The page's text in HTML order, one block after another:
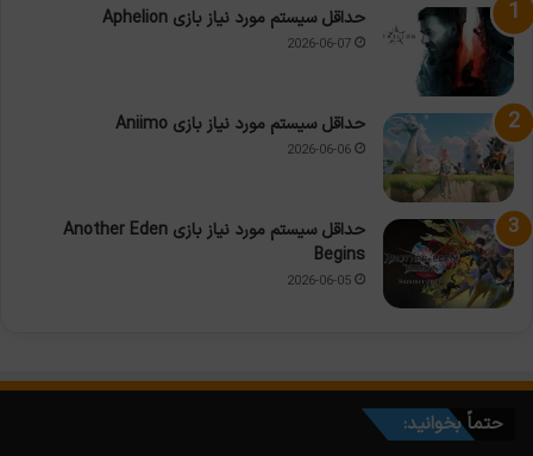
حداقل سیستم مورد نیاز بازی Aphelion
2026-06-07
حداقل سیستم مورد نیاز بازی Aniimo
2026-06-06
حداقل سیستم مورد نیاز بازی Another Eden
Begins
2026-06-05
حتماً بخوانید: